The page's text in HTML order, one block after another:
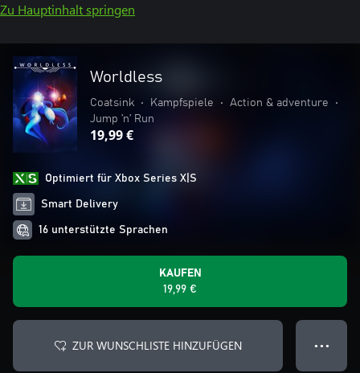
Zu Hauptinhalt springen
Worldless
Coatsink • Kampfspiele • Action & adventure
•
Jump ’n’ Run
19,99 €
Optimiert für Xbox Series X|S
Smart Delivery
16 unterstützte Sprachen
KAUFEN
19,99 €
ZUR WUNSCHLISTE HINZUFÜGEN ● ● ●